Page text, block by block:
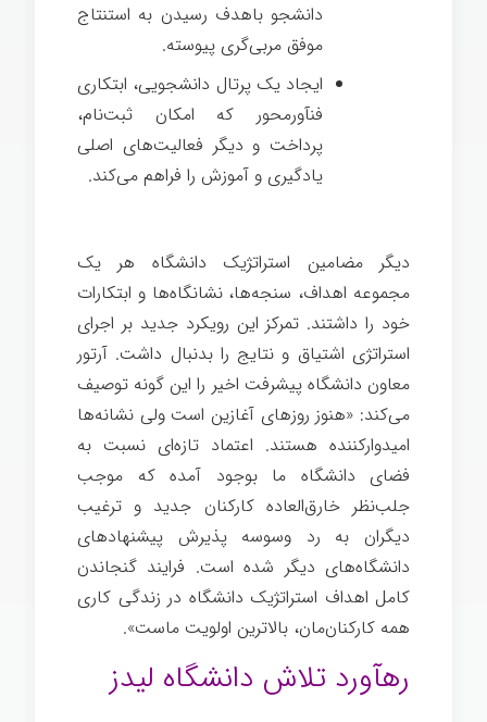
دانشجو باهدف رسیدن به استنتاج
موفق مربی‌گری پیوسته.
ایجاد یکپرتال دانشجویی، ابتکاری
فنآورمحور که امکان ثبت‌نام،
پرداخت و دیگر فعالیت‌های اصلی
یادگیری و آموزش را فراهم می‌کند.
دیگر مضامین استراتژیک دانشگاه هر یک
مجموعه اهداف، سنجه‌ها، نشانگاه‌ها و ابتکارات
خود را داشتند. تمرکز این رویکرد جدید بر اجرای
استراتژی اشتیاق و نتایج را بدنبال داشت. آرتور
معاون دانشگاه پیشرفت اخیر را این گونه توصیف
می‌کند: «هنوز روزهای آغازین است ولی نشانه‌ها
امیدوارکننده هستند. اعتماد تازه‌ای نسبت به
فضای دانشگاه ما بوجود آمده که موجب
جلب‌نظر خارق‌العاده کارکنان جدید و ترغیب
دیگران به رد وسوسه پذیرش پیشنهادهای
دانشگاه‌های دیگر شده است. فرایند گنجاندن
کامل اهداف استراتژیک دانشگاه در زندگی کاری
همه کارکنان‌مان، بالاترین اولویت ماست».
رهآورد تلاش دانشگاه لیدز